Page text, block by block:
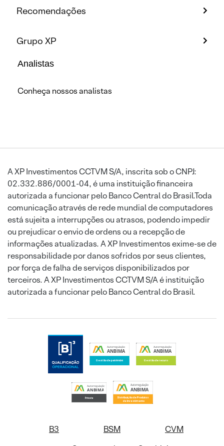
Recomendações
Grupo XP
Analistas
Conheça nossos analistas
A XP Investimentos CCTVM S/A, inscrita sob o CNPJ:
02.332.886/0001-04, é uma instituição financeira
autorizada a funcionar pelo Banco Central do Brasil.Toda
comunicação através de rede mundial de computadores
está sujeita a interrupções ou atrasos, podendo impedir
ou prejudicar o envio de ordens ou a recepção de
informações atualizadas. A XP Investimentos exime-se de
responsabilidade por danos sofridos por seus clientes,
por força de falha de serviços disponibilizados por
terceiros. A XP Investimentos CCTVM S/A é instituição
autorizada a funcionar pelo Banco Central do Brasil.
B3 BSM
CVM